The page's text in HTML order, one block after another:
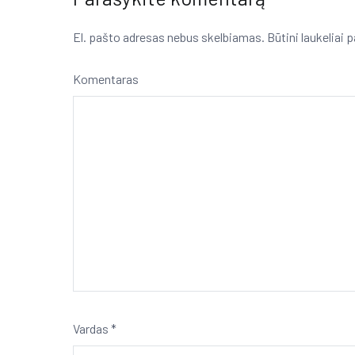
El. pašto adresas nebus skelbiamas. Būtini laukeliai
Komentaras
Vardas *